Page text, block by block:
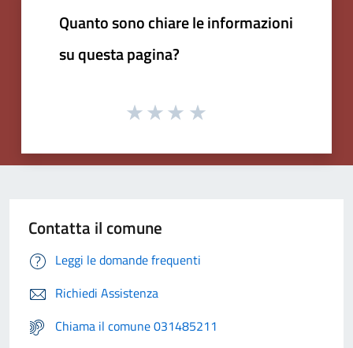
Quanto sono chiare le informazioni
su questa pagina?
Contatta il comune
Leggi le domande frequenti
Richiedi Assistenza
Chiama il comune 031485211